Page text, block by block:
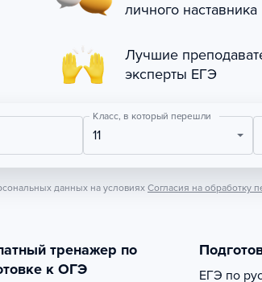
личного наставника
Лучшие
эксперты ЕГЭ
Класс, в который перешли
11
данных на условиях Согласия на обработку
тренажер по
к ОГЭ
ЕГЭ по